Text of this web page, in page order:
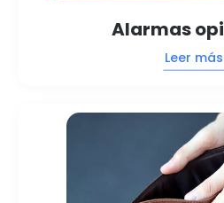
Alarmas
Leer más